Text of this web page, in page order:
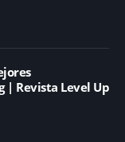
| Revista Level Up